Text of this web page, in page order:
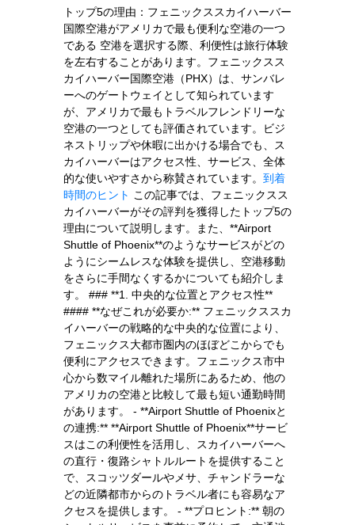
トップ5の理由：フェニックススカイハーバー
国際空港がアメリカで最も便利な空港の一つ
である 空港を選択する際、利便性は旅行体験
を左右することがあります。フェニックスス
カイハーバー国際空港（PHX）は、サンバレ
ーへのゲートウェイとして知られています
が、アメリカで最もトラベルフレンドリーな
空港の一つとしても評価されています。ビジ
ネストリップや休暇に出かける場合でも、ス
カイハーバーはアクセス性、サービス、全体
的な使いやすさから称賛されています。 到着
時間のヒント この記事では、フェニックスス
カイハーバーがその評判を獲得したトップ5の
理由について説明します。また、**Airport
Shuttle of Phoenix**のようなサービスがどの
ようにシームレスな体験を提供し、空港移動
をさらに手間なくするかについても紹介しま
す。 ### **1. 中央的な位置とアクセス性**
#### **なぜこれが必要か:** フェニックススカ
イハーバーの戦略的な中央的な位置により、
フェニックス大都市圏内のほぼどこからでも
便利にアクセスできます。フェニックス市中
心から数マイル離れた場所にあるため、他の
アメリカの空港と比較して最も短い通勤時間
があります。 - **Airport Shuttle of Phoenixと
の連携:** **Airport Shuttle of Phoenix**サービ
スはこの利便性を活用し、スカイハーバーへ
の直行・復路シャトルルートを提供すること
で、スコッツダールやメサ、チャンドラーな
どの近隣都市からのトラベル者にも容易なア
クセスを提供します。 - **プロヒント:** 朝の